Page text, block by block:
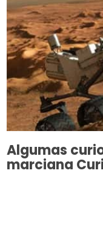
Algumas
marciana